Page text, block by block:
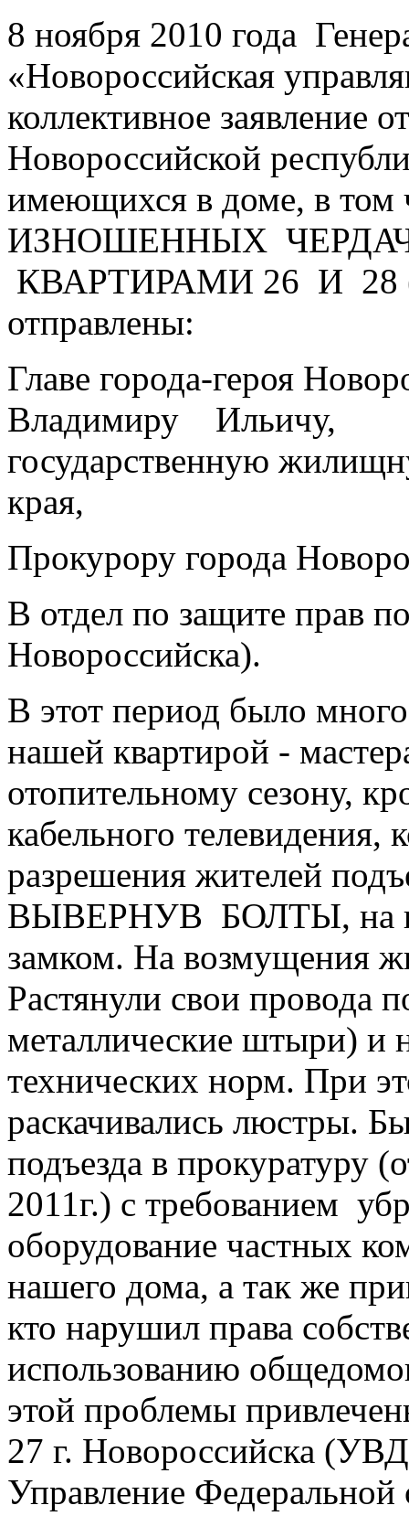
8 ноября 2010 года
«Новороссийская
коллективное заявление
Новороссийской
имеющихся в доме, в
ИЗНОШЕННЫХ
КВАРТИРАМИ 26 И 28
отправлены:
Главе города-героя
Владимиру
государственную
края,
Прокурору города
В отдел по защите прав
Новороссийска).
В этот период было
нашей квартирой -
отопительному сезону,
кабельного телевидения,
разрешения жителей
ВЫВЕРНУВ БОЛТЫ, на
замком. На возмущения
Растянули свои провода
металлические штыри) и
технических норм. При
раскачивались люстры.
подъезда в прокуратуру
2011г.) с требованием
оборудование частных
нашего дома, а так же
кто нарушил права
использованию
этой проблемы
27 г. Новороссийска
Управление